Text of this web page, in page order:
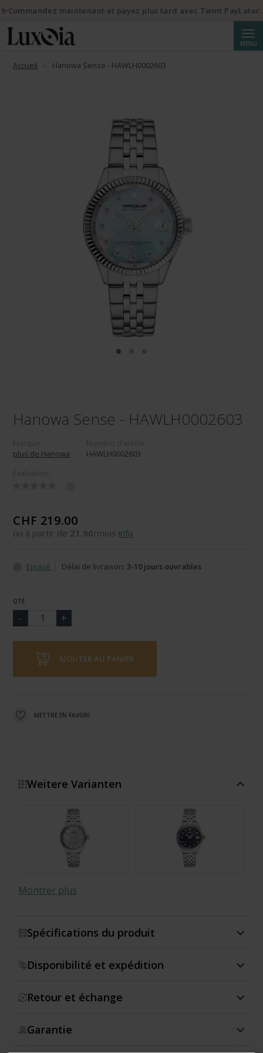
MENU
Accueil Hanowa Sense - HAWLH0002603
Hanowa Sense - HAWLH0002603
plus de Hanowa
HAWLH0002603
CHF 219.00
ou à partir de 21.90/mois info
Epuisé Délai de livraison: 3-10 jours ouvrables
QTÉ
AJOUTER AU PANIER
METTRE EN FAVORI
Weitere Varianten
Montrer plus
Spécifications du produit
Disponibilité et expédition
Retour et échange
Garantie
✨Commandez maintenant et payez plus tard avec Twint PayLater.